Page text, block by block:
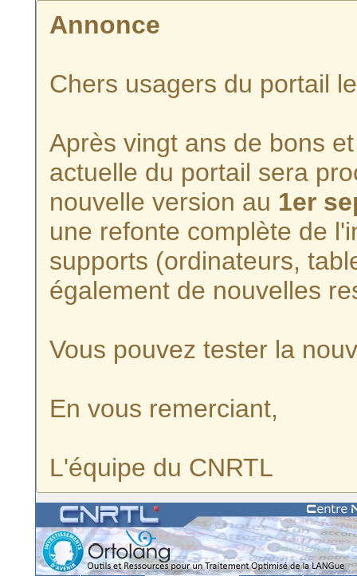
Annonce
Chers usagers du portail
Après vingt ans de bons
actuelle du portail sera
nouvelle version au 1er
une refonte complète de
supports (ordinateurs,
également de nouvelles
Vous pouvez tester la
En vous remerciant,
L'équipe du CNRTL